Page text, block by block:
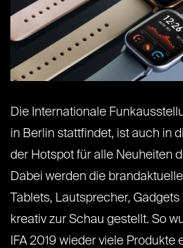
Die Internationale
in Berlin stattfindet, ist auch in
der Hotspot für alle Neuheiten
Dabei werden die
Tablets, Lautsprecher,
kreativ zur Schau gestellt. So
IFA 2019 wieder viele Produkte